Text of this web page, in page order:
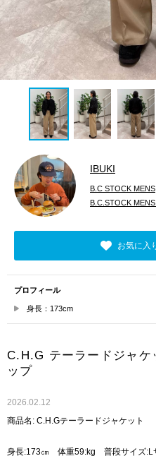
IBUKI
B.C STOCK MENS
B.C.STOCK
お気に入
プロフィール
身長：173cm
C.H.G テーラードジャケ
ップ
2026.02.12
商品名: C.H.Gテーラードジャケット
身長:173㎝ 体重59:kg 普段サイズ:L